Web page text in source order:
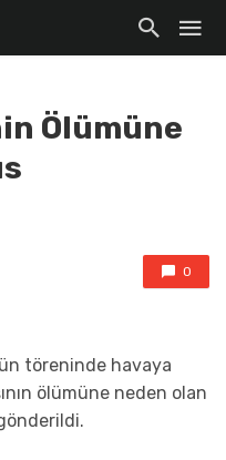
Ölümüne
0
töreninde havaya
ölümüne neden olan